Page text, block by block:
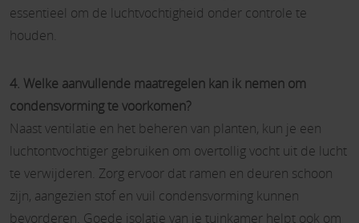
essentieel om de luchtvochtigheid onder controle te
houden.
4. Welke aanvullende maatregelen kan ik nemen om
condensvorming te voorkomen?
Naast ventilatie en het beheren van planten, kun je een
luchtontvochtiger gebruiken om overtollig vocht uit de lucht
te verwijderen. Zorg ervoor dat ramen en deuren schoon
zijn, aangezien stof en vuil condensvorming kunnen
bevorderen. Goede isolatie van je tuinkamer helpt ook om